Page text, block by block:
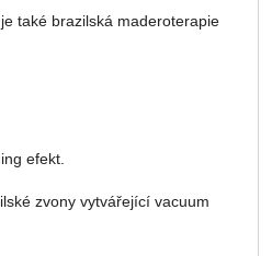
také brazilská maderoterapie
efekt.
zvony vytvářející vacuum